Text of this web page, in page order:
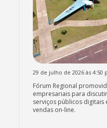
29 de julho de 2026 às 4:50
Fórum Regional
empresariais para
serviços públicos
vendas on-line.